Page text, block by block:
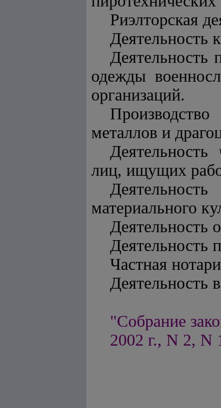
Риэлторская
Деятельность
Деятельность
одежды
организаций.
металлов и
Деятельность
лиц, ищущих
материального
Деятельность
Деятельность
Частная
Деятельность
"Собрание
2002 г., N 2, N